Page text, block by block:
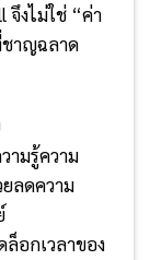
จึงไม่ใช่ “ค่า
ชาญฉลาด
ามรู้ความ
ลดความ
อกเวลาของ